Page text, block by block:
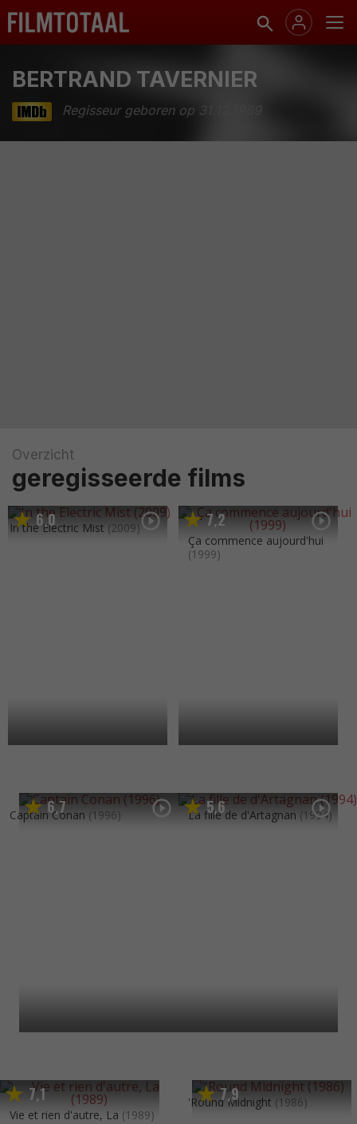
BERTRAND TAVERNIER
Regisseur geboren op 31.12.1969
Overzicht
geregisseerde films
6,0
In the Electric Mist (2009) 7,2
Ça commence aujourd'hui
(1999)
6,7
Captain Conan (1996) 5,6
La fille de d'Artagnan (1994)
7,1
Vie et rien d'autre, La (1989)
7,9
'Round Midnight (1986)